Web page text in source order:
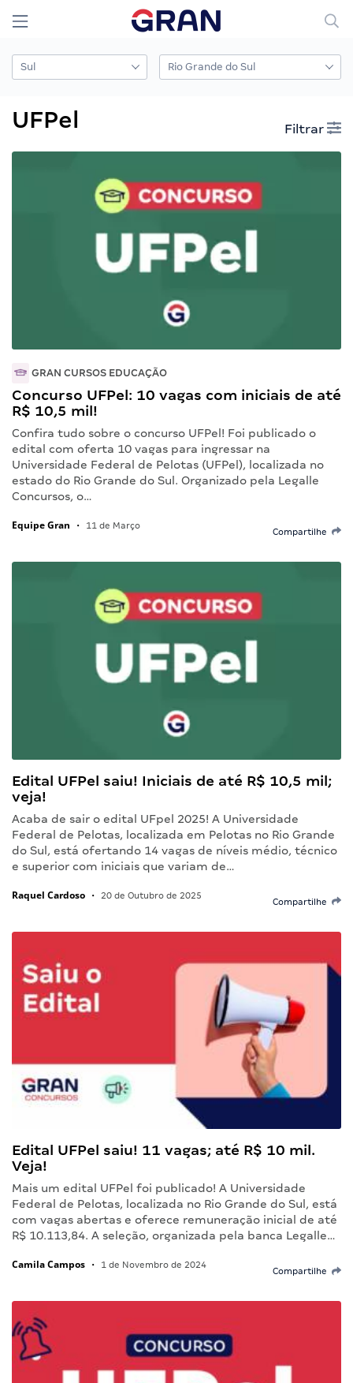
UFPel Filtrar
GRAN CURSOS EDUCAÇÃO
Concurso UFPel: 10 vagas com iniciais de até
R$ 10,5 mil!
Confira tudo sobre o concurso UFPel! Foi publicado o
edital com oferta 10 vagas para ingressar na
Universidade Federal de Pelotas (UFPel), localizada no
estado do Rio Grande do Sul. Organizado pela Legalle
Concursos, o…
Equipe Gran • 11 de Março
Compartilhe
Edital UFPel saiu! Iniciais de até R$ 10,5 mil;
veja!
Acaba de sair o edital UFpel 2025! A Universidade
Federal de Pelotas, localizada em Pelotas no Rio Grande
do Sul, está ofertando 14 vagas de níveis médio, técnico
e superior com iniciais que variam de…
Raquel Cardoso • 20 de Outubro de 2025
Compartilhe
Edital UFPel saiu! 11 vagas; até R$ 10 mil.
Veja!
Mais um edital UFPel foi publicado! A Universidade
Federal de Pelotas, localizada no Rio Grande do Sul, está
com vagas abertas e oferece remuneração inicial de até
R$ 10.113,84. A seleção, organizada pela banca Legalle…
Camila Campos • 1 de Novembro de 2024
Compartilhe